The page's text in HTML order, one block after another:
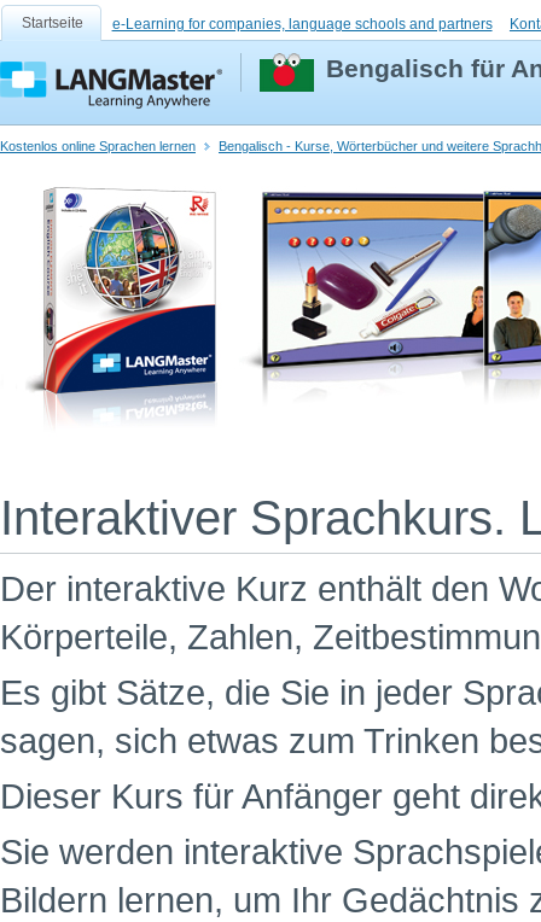
Startseite e-Learning for companies, language schools and partners
Bengalisch für
Kostenlos online Sprachen lernen Bengalisch - Kurse, Wörterbücher und weitere
Interaktiver Sprachkurs.
Der interaktive Kurz enthält den
Körperteile, Zahlen,
Es gibt Sätze, die Sie in jeder
sagen, sich etwas zum Trinken
Dieser Kurs für Anfänger geht
Sie werden interaktive
Bildern lernen, um Ihr Gedächtnis